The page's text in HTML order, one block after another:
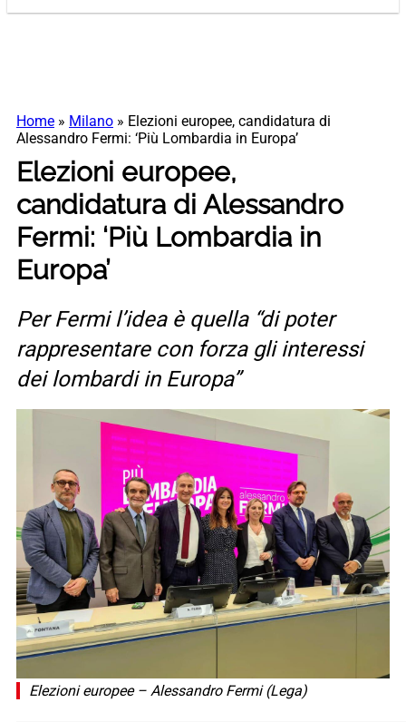
Home » Milano » Elezioni europee, candidatura di
Alessandro Fermi: ‘Più Lombardia in Europa’
Elezioni europee,
candidatura di Alessandro
Fermi: ‘Più Lombardia in
Europa’
Per Fermi l’idea è quella “di poter
rappresentare con forza gli interessi
dei lombardi in Europa”
Elezioni europee – Alessandro Fermi (Lega)